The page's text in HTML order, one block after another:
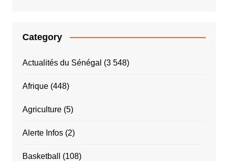
Category
Actualités du Sénégal (3 548)
Afrique(448)
Agriculture(5)
Alerte Infos(2)
Basketball (108)